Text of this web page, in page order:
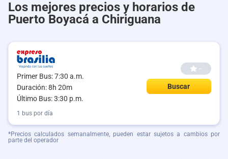
Los mejores precios y horarios de
Puerto Boyacá a Chiriguana
Primer Bus: 7:30 a.m.
Duración: 8h 20m
Último Bus: 3:30 p.m.
--
Buscar
1 bus por día
*Precios calculados semanalmente, pueden estar sujetos a cambios por
parte del operador